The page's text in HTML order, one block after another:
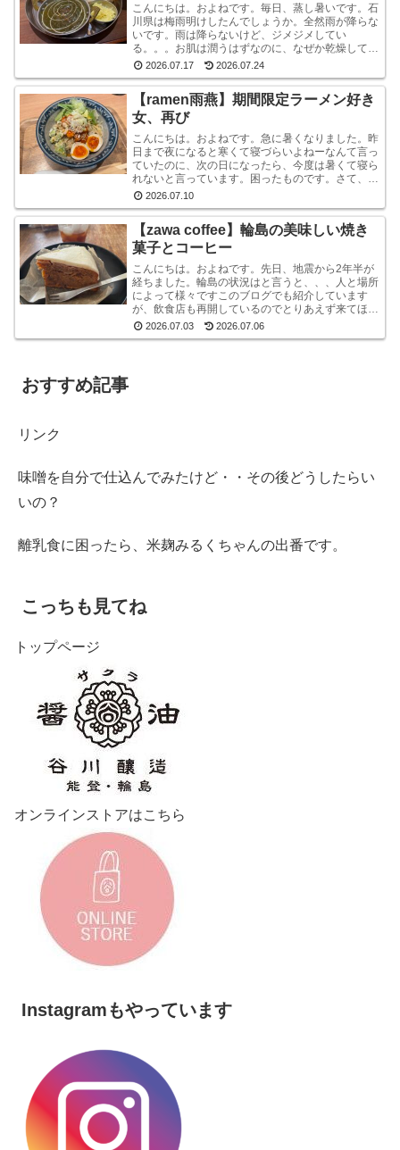
こんにちは。およねです。毎日、蒸し暑いです。石
川県は梅雨明けしたんでしょうか。全然雨が降らな
いです。雨は降らないけど、ジメジメしてい
る。。。お肌は潤うはずなのに、なぜか乾燥してい
ます。しかも、おでこと片方のこめかみだけ。年
2026.07.17 2026.07.24
【ramen雨燕】期間限定ラーメン好き
女、再び
こんにちは。およねです。急に暑くなりました。昨
日まで夜になると寒くて寝づらいよねーなんて言っ
ていたのに、次の日になったら、今度は暑くて寝ら
れないと言っています。困ったものです。さて、先
日金沢へ行ったとき、ひさしぶりにひとりラーメン
2026.07.10
【zawa coffee】輪島の美味しい焼き
菓子とコーヒー
こんにちは。およねです。先日、地震から2年半が
経ちました。輪島の状況はと言うと、、、人と場所
によって様々ですこのブログでも紹介しています
が、飲食店も再開しているのでとりあえず来てほし
いです。宿泊施設は少な目ですが、、、参考サイト
2026.07.03 2026.07.06
おすすめ記事
リンク
味噌を自分で仕込んでみたけど・・その後どうしたらい
いの？
離乳食に困ったら、米麹みるくちゃんの出番です。
こっちも見てね
トップページ
オンラインストアはこちら
Instagramもやっています